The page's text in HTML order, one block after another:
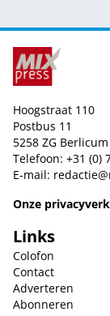
Hoogstraat 110
Postbus 11
5258 ZG Berlicum
Telefoon: +31 (0)
E-mail:
Onze
Links
Colofon
Contact
Adverteren
Abonneren